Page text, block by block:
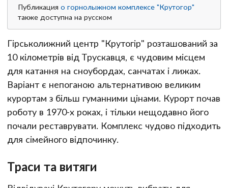
Публикацияогорнолыжном комплексе "Крутогор"
также доступна на русском
Гірськолижний центр "Крутогір" розташований за
10 кілометрів від Трускавця, є чудовим місцем
для катання на сноубордах, санчатах і лижах.
Варіант є непоганою альтернативою великим
курортам з більш гуманними цінами. Курорт почав
роботу в 1970-х роках, і тільки нещодавно його
почали реставрувати. Комплекс чудово підходить
для сімейного відпочинку.
Траси та витяги